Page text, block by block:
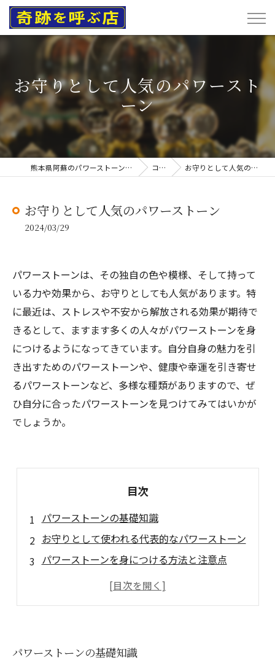
お守りとして人気のパワースト
ーン
熊本県阿蘇のパワーストーンなら奇跡を呼ぶ店 コラム お守りとして人気のパワーストーン
お守りとして人気のパワーストーン
2024/03/29
パワーストーンは、その独自の色や模様、そして持って
いる力や効果から、お守りとしても人気があります。特
に最近は、ストレスや不安から解放される効果が期待で
きるとして、ますます多くの人々がパワーストーンを身
につけるようになってきています。自分自身の魅力を引
き出すためのパワーストーンや、健康や幸運を引き寄せ
るパワーストーンなど、多様な種類がありますので、ぜ
ひ自分に合ったパワーストーンを見つけてみてはいかが
でしょうか。
目次
パワーストーンの基礎知識
お守りとして使われる代表的なパワーストーン
パワーストーンを身につける方法と注意点
パワーストーンを贈る際のポイント
パワーストーンの基礎知識